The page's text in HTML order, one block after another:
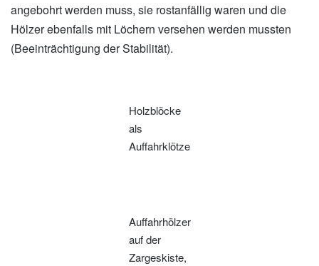
angebohrt werden muss, sie rostanfällig waren und die
Hölzer ebenfalls mit Löchern versehen werden mussten
(Beeinträchtigung der Stabilität).
Holzblöcke
als
Auffahrklötze
Auffahrhölzer
auf der
Zargeskiste,